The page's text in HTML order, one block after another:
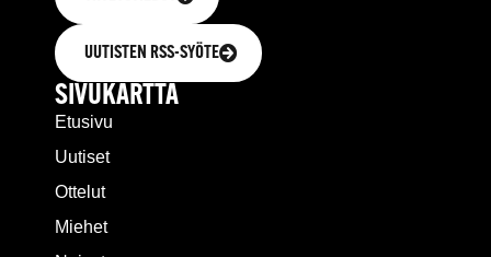
UUTISTEN RSS-SYÖTE
SIVUKARTTA
Etusivu
Uutiset
Ottelut
Miehet